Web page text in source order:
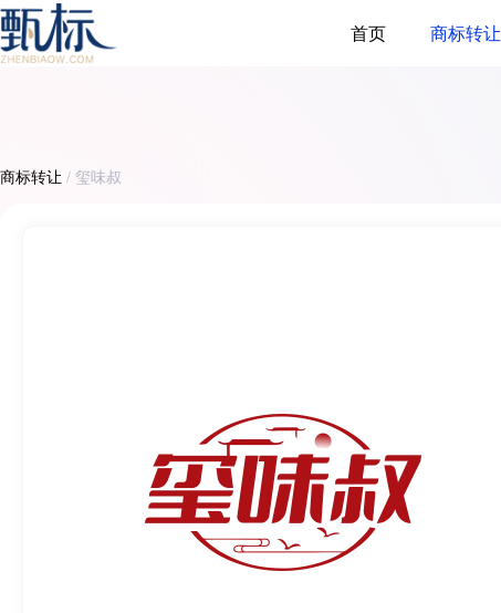
首页 商标转让
商标转让 / 玺味叔